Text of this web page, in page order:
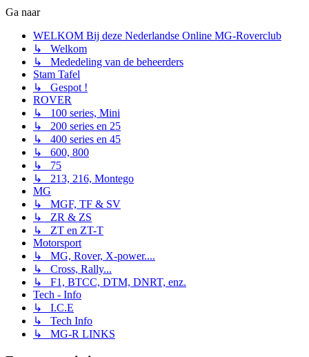
Ga naar
WELKOM Bij deze Nederlandse Online MG-Roverclub
↳ Welkom
↳ Mededeling van de beheerders
Stam Tafel
↳ Gespot !
ROVER
↳ 100 series, Mini
↳ 200 series en 25
↳ 400 series en 45
↳ 600, 800
↳ 75
↳ 213, 216, Montego
MG
↳ MGF, TF & SV
↳ ZR & ZS
↳ ZT en ZT-T
Motorsport
↳ MG, Rover, X-power....
↳ Cross, Rally...
↳ F1, BTCC, DTM, DNRT, enz.
Tech - Info
↳ I.C.E
↳ Tech Info
↳ MG-R LINKS